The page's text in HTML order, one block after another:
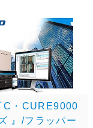
C・CURE9000
』/フラッパー